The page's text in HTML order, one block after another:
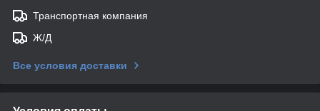
Транспортная компания
Ж/Д
Все условия доставки